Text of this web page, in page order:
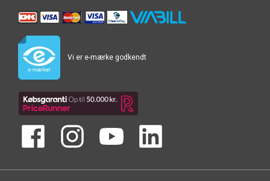
Vi er e-mærke godkendt